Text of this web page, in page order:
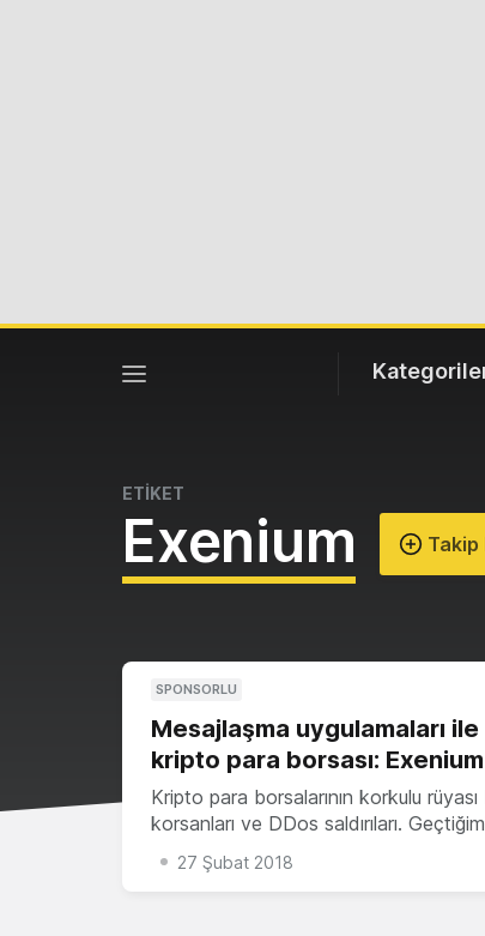
ETİKET
Exenium Takip
SPONSORLU
Mesajlaşma uygulamaları
kripto para borsası: Exenium
Kripto para borsalarının korkulu
korsanları ve DDos saldırıları.
27 Şubat 2018